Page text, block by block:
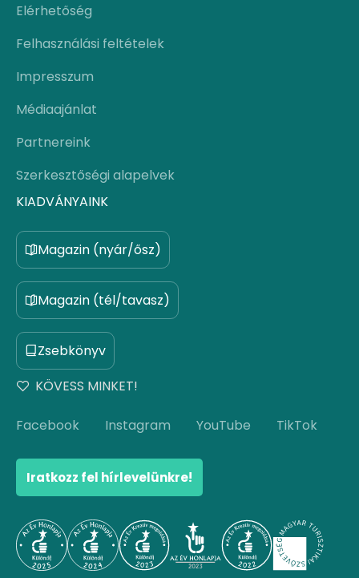
Elérhetőség
Felhasználási feltételek
Impresszum
Médiaajánlat
Partnereink
Szerkesztőségi alapelvek
KIADVÁNYAINK
Magazin (nyár/ősz)
Magazin (tél/tavasz)
Zsebkönyv
KÖVESS MINKET!
Facebook Instagram YouTube TikTok
Iratkozz fel hírlevelünkre!